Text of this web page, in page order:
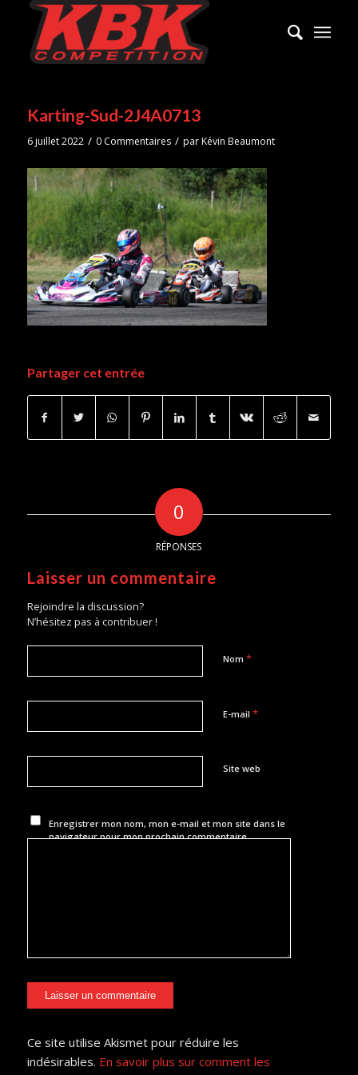
Karting-Sud-2J4A0713
6 juillet 2022 / 0 Commentaires / parKévin Beaumont
Partager cet entrée
0
RÉPONSES
Laisser un commentaire
Rejoindre la discussion?
N’hésitez pas à contribuer !
Nom *
E-mail *
Site web
Enregistrer mon nom, mon e-mail et mon site dans le
navigateur pour mon prochain commentaire.
Ce site utilise Akismet pour réduire les
indésirables. En savoir plus sur comment les